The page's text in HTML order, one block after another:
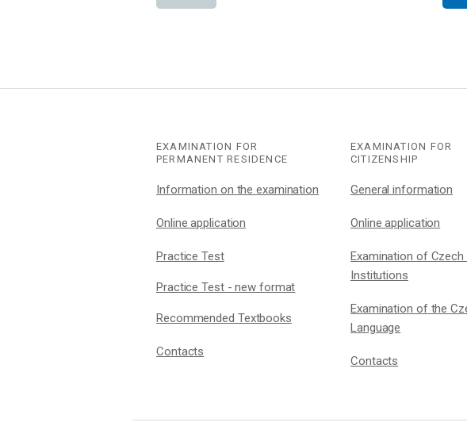
EXAMINATION FOR
PERMANENT RESIDENCE
Information on the examination
Online application
Practice Test
Practice Test - new format
Recommended Textbooks
Contacts
EXAMINATION FOR
CITIZENSHIP
General information
Online application
Examination of Czech
Institutions
Examination of the
Language
Contacts